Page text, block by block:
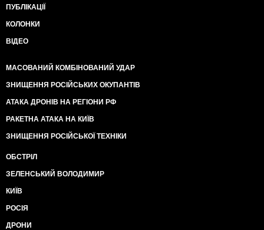
ПУБЛІКАЦІЇ
КОЛОНКИ
ВІДЕО
МАСОВАНИЙ КОМБІНОВАНИЙ УДАР
ЗНИЩЕННЯ РОСІЙСЬКИХ ОКУПАНТІВ
АТАКА ДРОНІВ НА РЕГІОНИ РФ
РАКЕТНА АТАКА НА КИЇВ
ЗНИЩЕННЯ РОСІЙСЬКОЇ ТЕХНІКИ
ОБСТРІЛ
ЗЕЛЕНСЬКИЙ ВОЛОДИМИР
КИЇВ
РОСІЯ
ДРОНИ